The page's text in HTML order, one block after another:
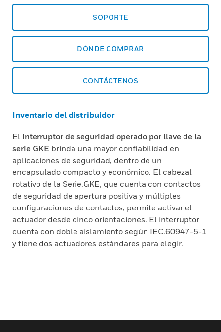
SOPORTE
DÓNDE COMPRAR
CONTÁCTENOS
Inventario del distribuidor
El interruptor de seguridad operado por llave de la
serie GKE brinda una mayor confiabilidad en
aplicaciones de seguridad, dentro de un
encapsulado compacto y económico. El cabezal
rotativo de la Serie.GKE, que cuenta con contactos
de seguridad de apertura positiva y múltiples
configuraciones de contactos, permite activar el
actuador desde cinco orientaciones. El interruptor
cuenta con doble aislamiento según IEC.60947-5-1
y tiene dos actuadores estándares para elegir.